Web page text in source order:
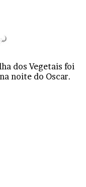
dos Vegetais foi
noite do Oscar.